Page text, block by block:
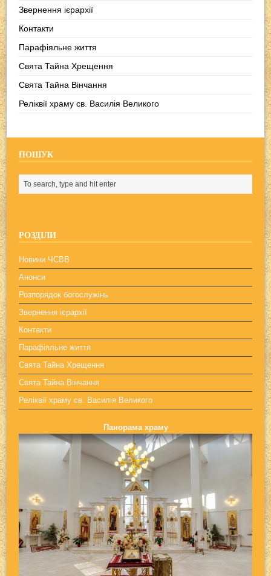
Звернення ієрархії
Контакти
Парафіяльне життя
Свята Тайна Хрещення
Свята Тайна Вінчання
Реліквії храму св. Василія Великого
ПОШУК
РОЗДІЛИ
Новини ЧСВВ
Анонси
Розпорядок богослужінь
Звернення ієрархії
Контакти
Парафіяльне життя
Свята Тайна Хрещення
Свята Тайна Вінчання
Реліквії храму св. Василія Великого
Панорама храму